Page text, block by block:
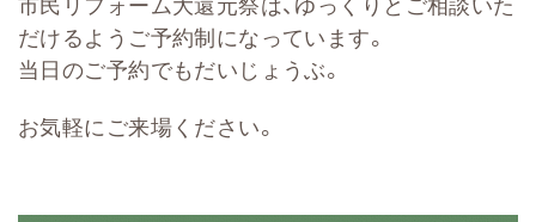
だけるようご予約制になっています。
当日のご予約でもだいじょうぶ。
お気軽にご来場ください。